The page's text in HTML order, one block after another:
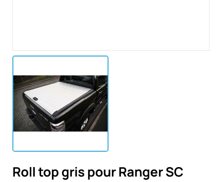
Roll top gris pour Ranger SC